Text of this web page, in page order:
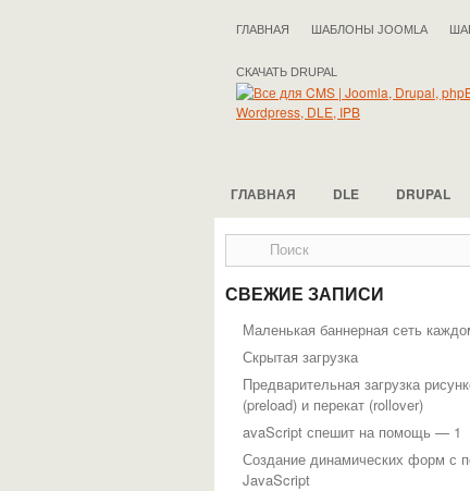
ГЛАВНАЯ ШАБЛОНЫ JOOMLA
СКАЧАТЬ DRUPAL
ГЛАВНАЯ DLE DRUPAL
СВЕЖИЕ ЗАПИСИ
Маленькая баннерная сеть
Скрытая загрузка
Предварительная загрузка
(preload) и перекат (rollover)
avaScript спешит на помощь — 1
Создание динамических форм с
JavaScript